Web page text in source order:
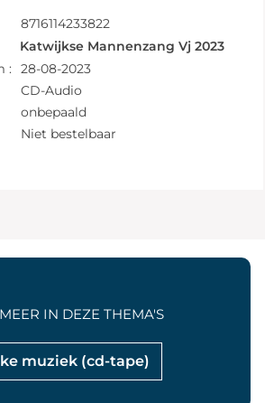
8716114233822
Katwijkse Mannenzang Vj 2023
:
28-08-2023
CD-Audio
onbepaald
Niet bestelbaar
muziek (cd-tape)
IN DEZE THEMA'S